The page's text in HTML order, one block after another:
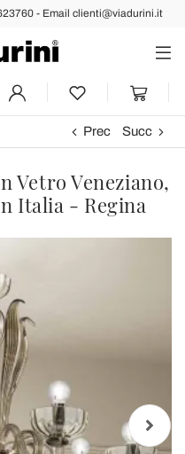
- Email clienti@viadurini.it
Prec Succ
Vetro Veneziano,
Italia - Regina